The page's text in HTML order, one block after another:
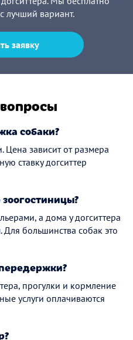
лучший вариант.
заявку
собаки?
Цена зависит от размера
ставку догситтер
а дома у догситтера
большинства собак это
прогулки и кормление
услуги оплачиваются